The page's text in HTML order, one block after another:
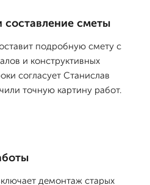
сметы
подробную смету с
и конструктивных
согласует Станислав
точную картину работ.
демонтаж старых